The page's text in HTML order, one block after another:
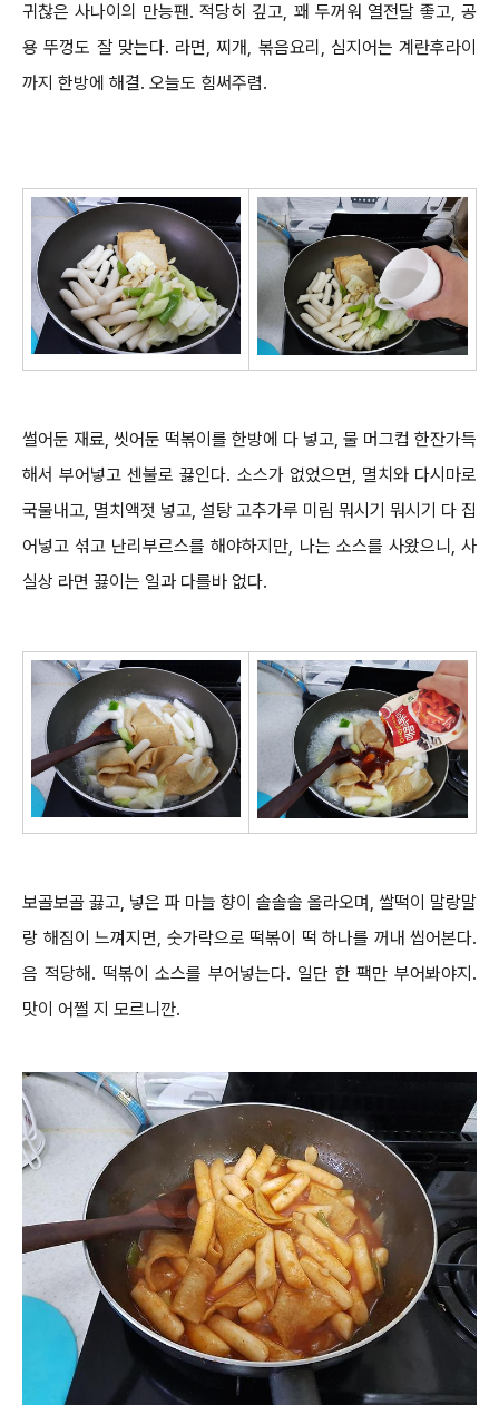
귀찮은 사나이의 만능팬. 적당히 깊고, 꽤 두꺼워 열전달 좋고, 공
용 뚜껑도 잘 맞는다. 라면, 찌개, 볶음요리, 심지어는 계란후라이
까지 한방에 해결. 오늘도 힘써주렴.
썰어둔 재료, 씻어둔 떡볶이를 한방에 다 넣고, 물 머그컵 한잔가득
해서 부어넣고 센불로 끓인다. 소스가 없었으면, 멸치와 다시마로
국물내고, 멸치액젓 넣고, 설탕 고추가루 미림 뭐시기 뭐시기 다 집
어넣고 섞고 난리부르스를 해야하지만, 나는 소스를 사왔으니, 사
실상 라면 끓이는 일과 다를바 없다.
보골보골 끓고, 넣은 파 마늘 향이 솔솔솔 올라오며, 쌀떡이 말랑말
랑 해짐이 느껴지면, 숫가락으로 떡볶이 떡 하나를 꺼내 씹어본다.
음 적당해. 떡볶이 소스를 부어넣는다. 일단 한 팩만 부어봐야지.
맛이 어쩔 지 모르니깐.